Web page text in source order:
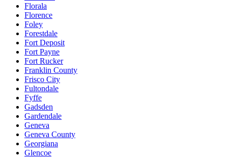
Florala
Florence
Foley
Forestdale
Fort Deposit
Fort Payne
Fort Rucker
Franklin County
Frisco City
Fultondale
Fyffe
Gadsden
Gardendale
Geneva
Geneva County
Georgiana
Glencoe